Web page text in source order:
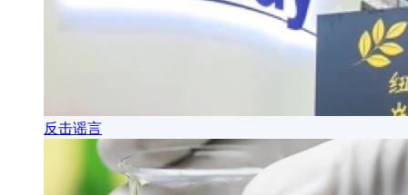
反击谣言